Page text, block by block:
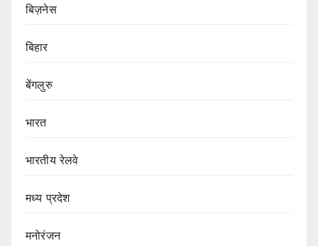
बिज़नेस
बिहार
बेंगलुरु
भारत
भारतीय रेलवे
मध्य प्रदेश
मनोरंजन